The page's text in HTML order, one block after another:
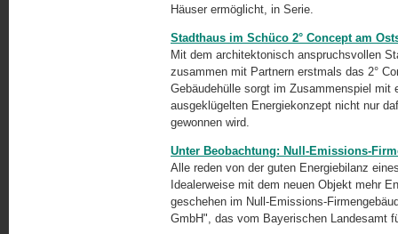
Häuser ermöglicht, in Serie.
Stadthaus im Schüco 2° Concept am
Mit dem architektonisch anspruchsvollen
zusammen mit Partnern erstmals das 2°
Gebäudehülle sorgt im Zusammenspiel mit
ausgeklügelten Energiekonzept nicht nur
gewonnen wird.
Unter Beobachtung: Null-Emissions-
Alle reden von der guten Energiebilanz
Idealerweise mit dem neuen Objekt mehr
geschehen im Null-Emissions-
GmbH", das vom Bayerischen Landesamt